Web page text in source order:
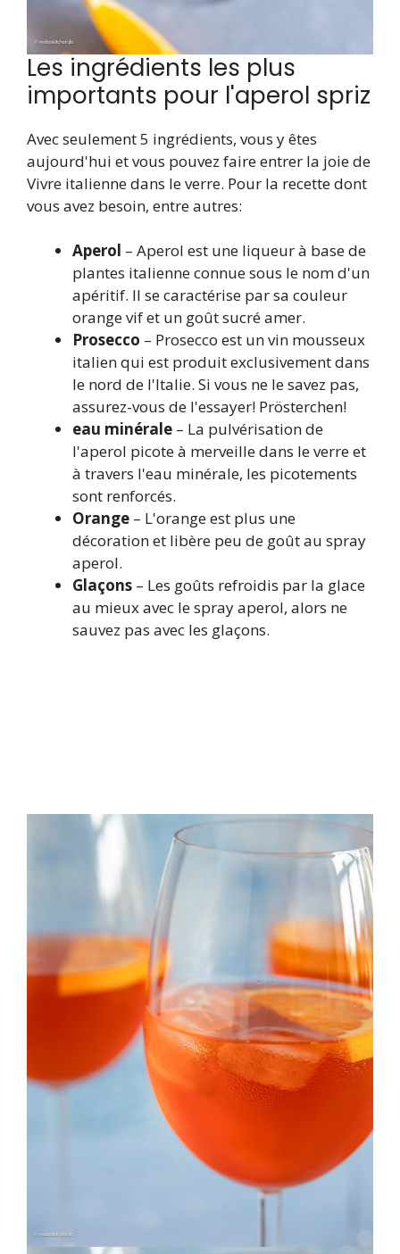
Les ingrédients les plus
importants pour l'aperol spriz
Avec seulement 5 ingrédients, vous y êtes
aujourd'hui et vous pouvez faire entrer la joie de
Vivre italienne dans le verre. Pour la recette dont
vous avez besoin, entre autres:
Aperol – Aperol est une liqueur à base de
plantes italienne connue sous le nom d'un
apéritif. Il se caractérise par sa couleur
orange vif et un goût sucré amer.
Prosecco – Prosecco est un vin mousseux
italien qui est produit exclusivement dans
le nord de l'Italie. Si vous ne le savez pas,
assurez-vous de l'essayer! Prösterchen!
eau minérale – La pulvérisation de
l'aperol picote à merveille dans le verre et
à travers l'eau minérale, les picotements
sont renforcés.
Orange – L'orange est plus une
décoration et libère peu de goût au spray
aperol.
Glaçons – Les goûts refroidis par la glace
au mieux avec le spray aperol, alors ne
sauvez pas avec les glaçons.